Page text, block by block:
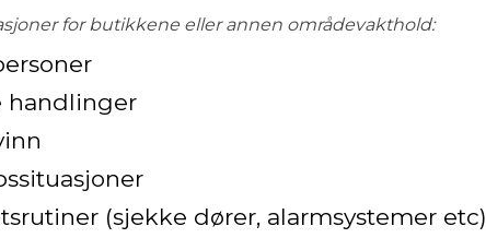
for butikkene eller annen områdevakthold:
handlinger
(sjekke dører, alarmsystemer etc)